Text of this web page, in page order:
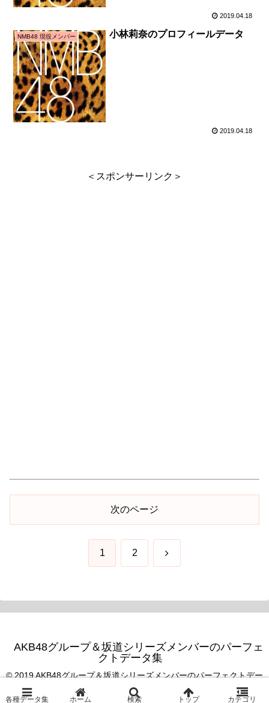
2019.04.18
NMB48 現役メンバー 小林莉奈のプロフィールデータ
2019.04.18
＜スポンサーリンク＞
次のページ
1 2 次
AKB48グループ＆坂道シリーズメンバーのパーフェ
クトデータ集
© 2019 AKB48グループ＆坂道シリーズメンバーのパーフェクトデー
タ集.